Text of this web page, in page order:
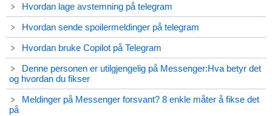
Hvordan lage avstemning på telegram
Hvordan sende spoilermeldinger på telegram
Hvordan bruke Copilot på Telegram
Denne personen er utilgjengelig på Messenger:Hva betyr det
og hvordan du fikser
Meldinger på Messenger forsvant? 8 enkle måter å fikse det
på